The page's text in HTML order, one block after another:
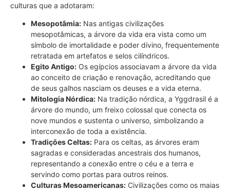
culturas que a adotaram:
Mesopotâmia: Nas antigas civilizações
mesopotâmicas, a árvore da vida era vista como um
símbolo de imortalidade e poder divino, frequentemente
retratada em artefatos e selos cilíndricos.
Egito Antigo: Os egípcios associavam a árvore da vida
ao conceito de criação e renovação, acreditando que
de seus galhos nasciam os deuses e a vida eterna.
Mitologia Nórdica: Na tradição nórdica, a Yggdrasil é a
árvore do mundo, um freixo colossal que conecta os
nove mundos e sustenta o universo, simbolizando a
interconexão de toda a existência.
Tradições Celtas: Para os celtas, as árvores eram
sagradas e consideradas ancestrais dos humanos,
representando a conexão entre o céu e a terra e
servindo como portas para outros reinos.
Culturas Mesoamericanas: Civilizações como os maias